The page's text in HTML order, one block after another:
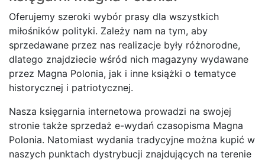
Oferujemy szeroki wybór prasy dla wszystkich
miłośników polityki. Zależy nam na tym, aby
sprzedawane przez nas realizacje były różnorodne,
dlatego znajdziecie wśród nich magazyny wydawane
przez Magna Polonia, jak i inne książki o tematyce
historycznej i patriotycznej.
Nasza księgarnia internetowa prowadzi na swojej
stronie także sprzedaż e-wydań czasopisma Magna
Polonia. Natomiast wydania tradycyjne można kupić w
naszych punktach dystrybucji znajdujących na terenie